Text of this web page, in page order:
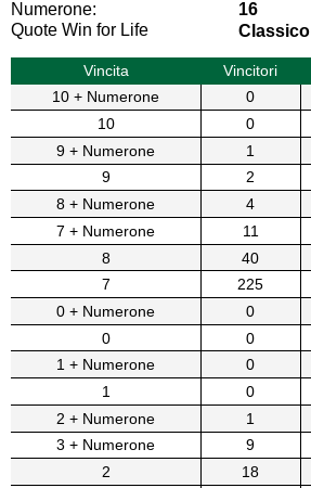
Numerone:
16
Quote Win for Life
Classico
Vincita Vincitori
10 + Numerone
0
10
0
9 + Numerone
1
9
2
8 + Numerone
4
7 + Numerone
11
8
40
7
225
0 + Numerone
0
0
0
1 + Numerone
0
1
0
2 + Numerone
1
3 + Numerone
9
2
18